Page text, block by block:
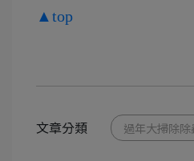
▲top
文章分類 過年大掃除除